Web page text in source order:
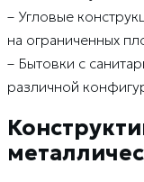
– Угловые
на ограниченных
– Бытовки с
различной